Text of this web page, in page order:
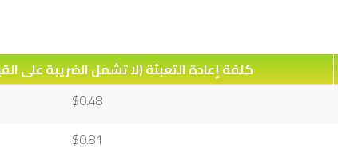
كلفة إعادة التعبئة (لا تشمل الضريبة على
$0.48
$0.81